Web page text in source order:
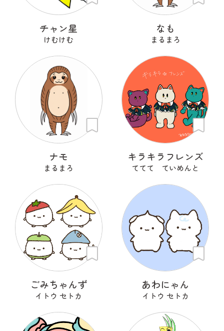
チャン星
けむけむ
なも
まるまろ
ナモ
まるまろ
キラキラフレンズ
ててて ていめんと
ごみちゃんず
イトウ セトカ
あわにゃん
イトウ セトカ